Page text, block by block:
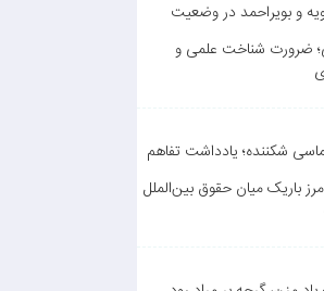
و بویراحمد در وضعیت
ضرورت شناخت علمی و
شکننده؛ یادداشت تفاهم
مرز باریک میان حقوق بین‌الملل